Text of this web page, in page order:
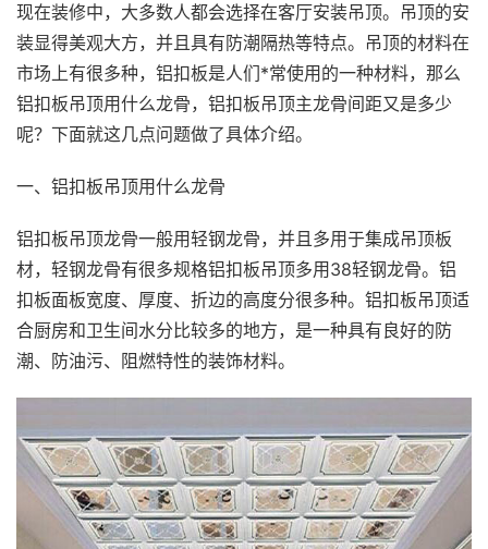
现在装修中，大多数人都会选择在客厅安装吊顶。吊顶的安
装显得美观大方，并且具有防潮隔热等特点。吊顶的材料在
市场上有很多种，铝扣板是人们*常使用的一种材料，那么
铝扣板吊顶用什么龙骨，铝扣板吊顶主龙骨间距又是多少
呢？下面就这几点问题做了具体介绍。
一、铝扣板吊顶用什么龙骨
铝扣板吊顶龙骨一般用轻钢龙骨，并且多用于集成吊顶板
材，轻钢龙骨有很多规格铝扣板吊顶多用38轻钢龙骨。铝
扣板面板宽度、厚度、折边的高度分很多种。铝扣板吊顶适
合厨房和卫生间水分比较多的地方，是一种具有良好的防
潮、防油污、阻燃特性的装饰材料。